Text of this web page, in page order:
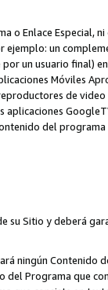
o Enlace Especial,
un
un usuario final)
Móviles
de
del
su Sitio y deberá
ningún
Programa que